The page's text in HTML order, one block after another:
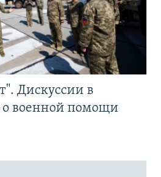
Дискуссии в
военной помощи